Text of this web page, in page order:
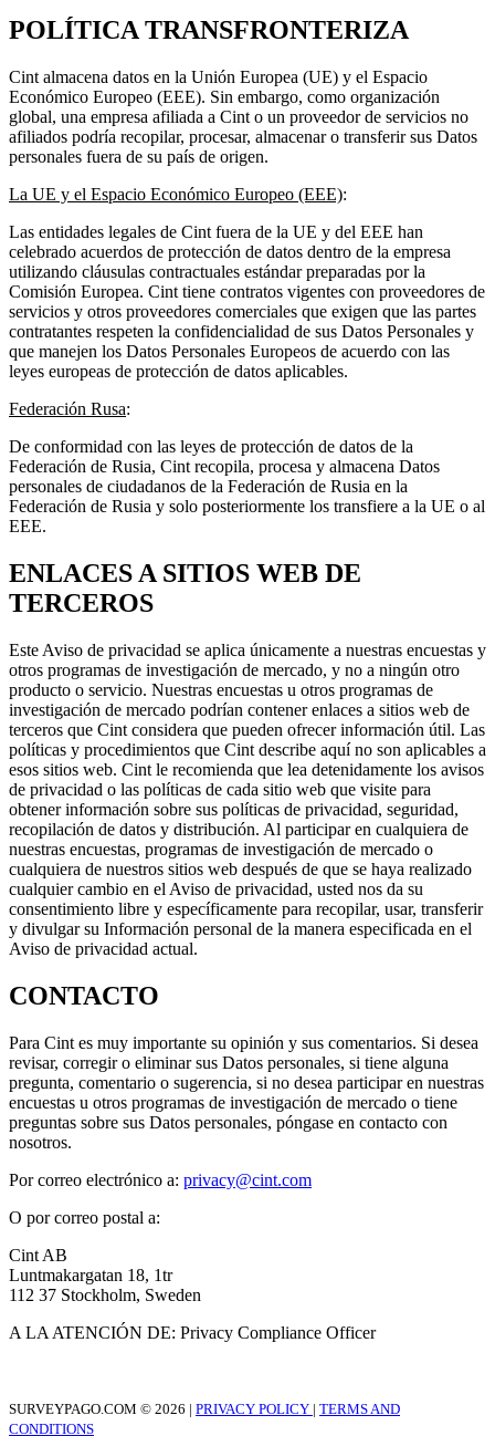
POLÍTICA TRANSFRONTERIZA
Cint almacena datos en la Unión Europea (UE) y el Espacio
Económico Europeo (EEE). Sin embargo, como organización
global, una empresa afiliada a Cint o un proveedor de servicios no
afiliados podría recopilar, procesar, almacenar o transferir sus Datos
personales fuera de su país de origen.
La UE y el Espacio Económico Europeo (EEE):
Las entidades legales de Cint fuera de la UE y del EEE han
celebrado acuerdos de protección de datos dentro de la empresa
utilizando cláusulas contractuales estándar preparadas por la
Comisión Europea. Cint tiene contratos vigentes con proveedores de
servicios y otros proveedores comerciales que exigen que las partes
contratantes respeten la confidencialidad de sus Datos Personales y
que manejen los Datos Personales Europeos de acuerdo con las
leyes europeas de protección de datos aplicables.
Federación Rusa:
De conformidad con las leyes de protección de datos de la
Federación de Rusia, Cint recopila, procesa y almacena Datos
personales de ciudadanos de la Federación de Rusia en la
Federación de Rusia y solo posteriormente los transfiere a la UE o al
EEE.
ENLACES A SITIOS WEB DE
TERCEROS
Este Aviso de privacidad se aplica únicamente a nuestras encuestas y
otros programas de investigación de mercado, y no a ningún otro
producto o servicio. Nuestras encuestas u otros programas de
investigación de mercado podrían contener enlaces a sitios web de
terceros que Cint considera que pueden ofrecer información útil. Las
políticas y procedimientos que Cint describe aquí no son aplicables a
esos sitios web. Cint le recomienda que lea detenidamente los avisos
de privacidad o las políticas de cada sitio web que visite para
obtener información sobre sus políticas de privacidad, seguridad,
recopilación de datos y distribución. Al participar en cualquiera de
nuestras encuestas, programas de investigación de mercado o
cualquiera de nuestros sitios web después de que se haya realizado
cualquier cambio en el Aviso de privacidad, usted nos da su
consentimiento libre y específicamente para recopilar, usar, transferir
y divulgar su Información personal de la manera especificada en el
Aviso de privacidad actual.
CONTACTO
Para Cint es muy importante su opinión y sus comentarios. Si desea
revisar, corregir o eliminar sus Datos personales, si tiene alguna
pregunta, comentario o sugerencia, si no desea participar en nuestras
encuestas u otros programas de investigación de mercado o tiene
preguntas sobre sus Datos personales, póngase en contacto con
nosotros.
Por correo electrónico a: privacy@cint.com
O por correo postal a:
Cint AB
Luntmakargatan 18, 1tr
112 37 Stockholm, Sweden
A LA ATENCIÓN DE: Privacy Compliance Officer
SURVEYPAGO.COM © 2026 | PRIVACY POLICY | TERMS AND
CONDITIONS